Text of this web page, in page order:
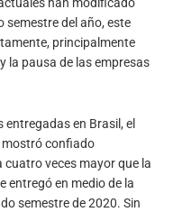
han modificado
semestre del año, este
principalmente
la pausa de las empresas
en Brasil, el
mostró confiado
veces mayor que la
entregó en medio de la
semestre de 2020. Sin